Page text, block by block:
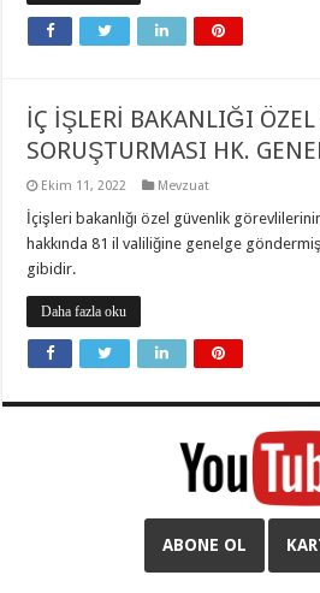
İÇ İŞLERİ BAKANLIĞI
SORUŞTURMASI HK.
Ekim 11, 2022 Mevzuat
İçişleri bakanlığı özel güvenlik
hakkında 81 il valiliğine genelge
gibidir.
Daha fazla oku
ABONE OL